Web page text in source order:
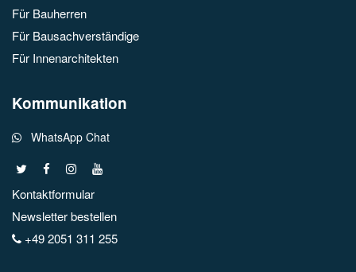
Für Bauherren
Für Bausachverständige
Für Innenarchitekten
Kommunikation
WhatsApp Chat
Kontaktformular
Newsletter bestellen
+49 2051 311 255